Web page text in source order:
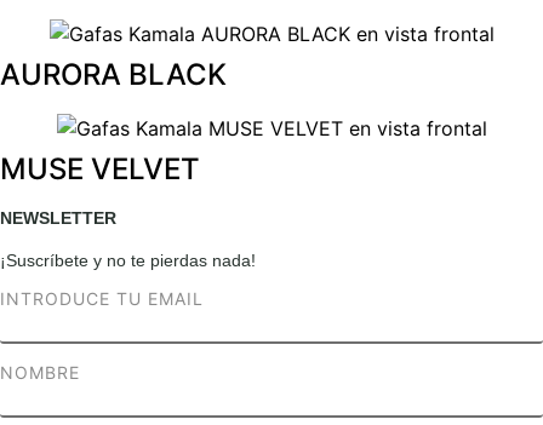
AURORA BLACK
MUSE VELVET
NEWSLETTER
¡Suscríbete y no te pierdas nada!